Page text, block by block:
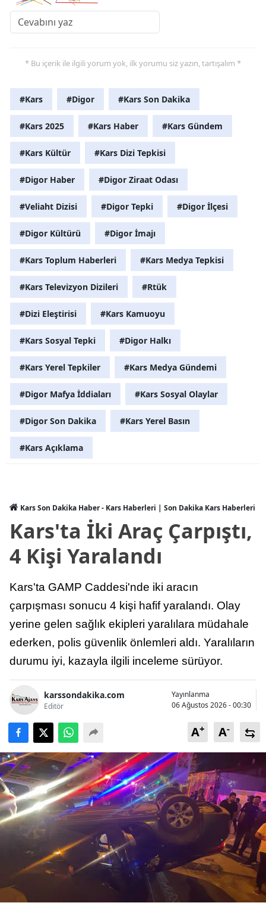
Aksaray
Bayburt
Batman
Şırnak
Bartın
Iğdır
Osmaniye
Düzce
* Bu içerik ile ilgili yorum yok, ilk yorumu siz yazın, tartışalım *
#Kars #Digor #Kars Son Dakika
#Kars 2025 #Kars Haber #Kars Gündem
#Kars Kültür #Kars Dizi Tepkisi
#Digor Haber #Digor Ziraat Odası
#Veliaht Dizisi #Digor Tepki #Digor İlçesi
#Digor Kültürü #Digor İmajı
#Kars Toplum Haberleri #Kars Medya Tepkisi
#Kars Televizyon Dizileri #Rtük
#Dizi Eleştirisi #Kars Kamuoyu
#Kars Sosyal Tepki #Digor Halkı
#Kars Yerel Tepkiler #Kars Medya Gündemi
#Digor Mafya İddiaları #Kars Sosyal Olaylar
#Digor Son Dakika #Kars Yerel Basın
#Kars Açıklama
Kars Son Dakika Haber - Kars Haberleri | Son Dakika Kars Haberleri
Kars'ta İki Araç Çarpıştı,
4 Kişi Yaralandı
Kars'ta GAMP Caddesi'nde iki aracın
çarpışması sonucu 4 kişi hafif yaralandı. Olay
yerine gelen sağlık ekipleri yaralılara müdahale
ederken, polis güvenlik önlemleri aldı. Yaralıların
durumu iyi, kazayla ilgili inceleme sürüyor.
karssondakika.com
Editör
Yayınlanma
06 Ağustos 2026 - 00:30
A+ A-